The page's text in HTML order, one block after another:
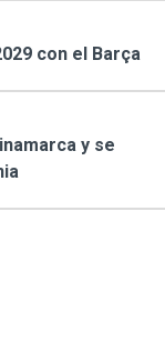
con el Barça
y se